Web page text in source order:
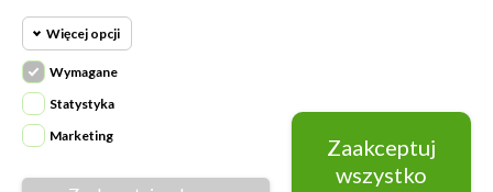
MOJE KONTO
PRODUKTY
NASZA FIRMA
Więcej opcji
Wymagane
Wymagane pliki cookie oraz cookie
HttpOnly. Pliki cookie wymagane do
przeglądania witryny i korzystania z jej
Cookie
Wymagane
Statystyka
Marketing
Zaakceptuj
wszystko